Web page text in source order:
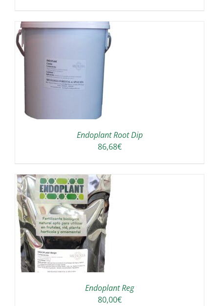
Endoplant Root Dip
86,68€
Endoplant Reg
80,00€